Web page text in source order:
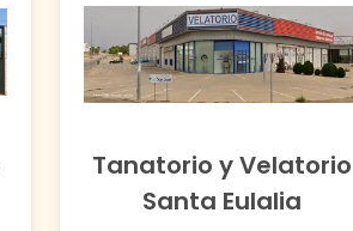
Tanatorio y Velatorio
Santa Eulalia